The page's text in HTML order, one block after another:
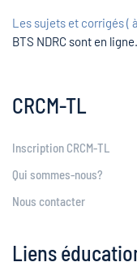
Les sujets et corrigés (
BTS NDRC sont en ligne.
CRCM-TL
Inscription CRCM-TL
Qui sommes-nous?
Nous contacter
Liens